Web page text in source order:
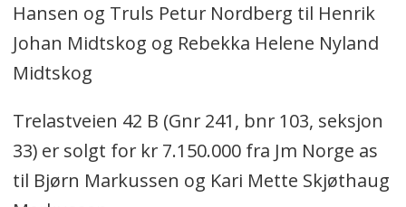
Hansen og Truls Petur Nordberg til Henrik
Johan Midtskog og Rebekka Helene Nyland
Midtskog
Trelastveien 42 B (Gnr 241, bnr 103, seksjon
33) er solgt for kr 7.150.000 fra Jm Norge as
til Bjørn Markussen og Kari Mette Skjøthaug